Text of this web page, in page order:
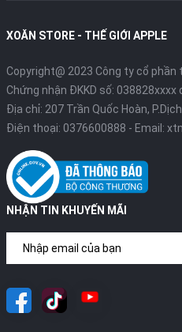
XOĂN STORE - THẾ GIỚI APPLE
Copyright@ 2023 Công ty cổ
Chứng nhận ĐKKD số: 038828xxxx
Địa chỉ: 207 Trần Quốc Hoàn,
Điện thoại: 0376600888 - Email:
NHẬN TIN KHUYẾN MÃI